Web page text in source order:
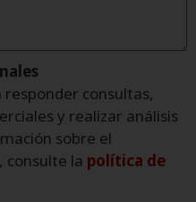
consultas,
y realizar análisis
sobre el
consulte la política de